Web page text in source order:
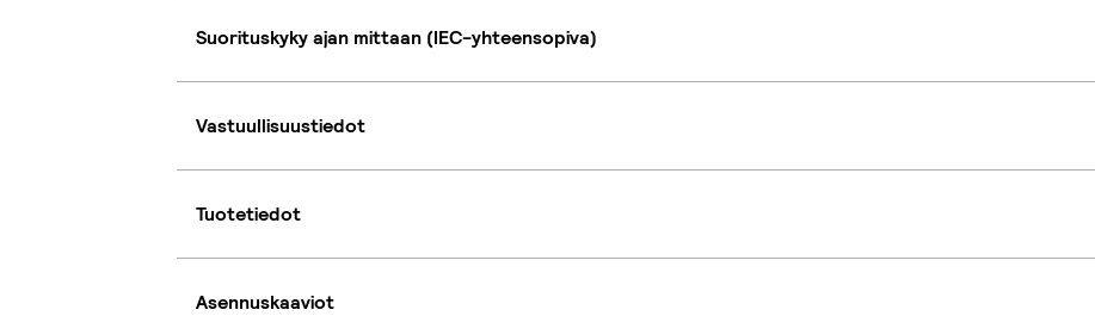
Suorituskyky ajan mittaan (IEC-yhteensopiva)
Vastuullisuustiedot
Tuotetiedot
Asennuskaaviot